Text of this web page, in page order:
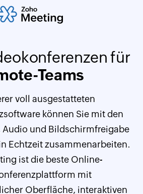
für
Teams
voll ausgestatteten
können Sie mit den
Audio und Bildschirmfreigabe
Echtzeit zusammenarbeiten.
ist die beste Online-
mit
Oberfläche, interaktiven